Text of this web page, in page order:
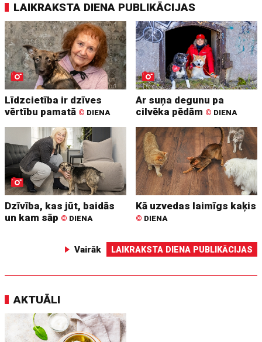
LAIKRAKSTA DIENA PUBLIKĀCIJAS
Līdzcietība ir dzīves
vērtību pamatā © DIENA
Ar suņa degunu pa
cilvēka pēdām © DIENA
Dzīvība, kas jūt, baidās
un kam sāp © DIENA
Kā uzvedas laimīgs kaķis
© DIENA
Vairāk LAIKRAKSTA DIENA PUBLIKĀCIJAS
AKTUĀLI